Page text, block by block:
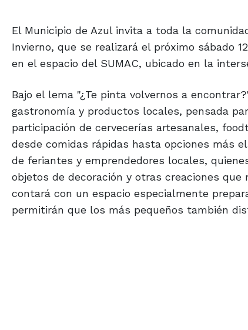
El Municipio de Azul invita a toda la
Invierno, que se realizará el próximo sábado
en el espacio del SUMAC, ubicado en la
Bajo el lema "¿Te pinta volvernos a
gastronomía y productos locales, pensada
participación de cervecerías artesanales,
desde comidas rápidas hasta opciones más
de feriantes y emprendedores locales,
objetos de decoración y otras creaciones
contará con un espacio especialmente
permitirán que los más pequeños también